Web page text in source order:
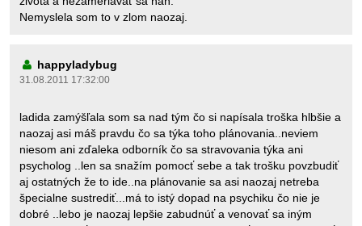
Nemyslela som to v zlom naozaj.
happyladybug
31.08.2011 17:32:00
ladida zamýšľala som sa nad tým čo si napísala troška hlbšie a
naozaj asi máš pravdu čo sa týka toho plánovania..neviem
niesom ani zďaleka odborník čo sa stravovania týka ani
psycholog ..len sa snažím pomocť sebe a tak trošku povzbudiť
aj ostatných že to ide..na plánovanie sa asi naozaj netreba
špecialne sustrediť...má to istý dopad na psychiku čo nie je
dobré ..lebo je naozaj lepšie zabudnúť a venovať sa iným